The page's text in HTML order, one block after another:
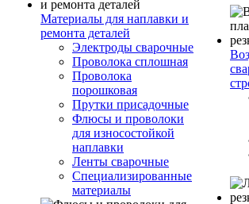
Материалы для наплавки и
ремонта деталей
Электроды сварочные
Проволока сплошная
Проволока
порошковая
Прутки присадочные
Флюсы и проволоки
для износостойкой
наплавки
Ленты сварочные
Специализированные
материалы